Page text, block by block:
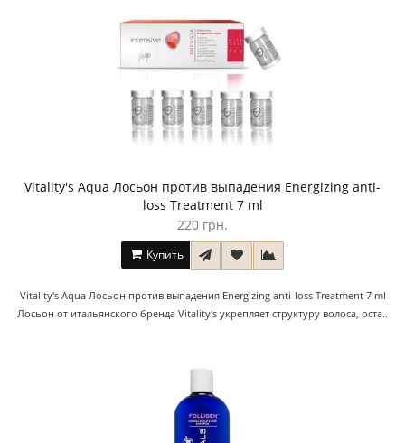
Vitality's Aqua Лосьон против выпадения Energizing anti-
loss Treatment 7 ml
220 грн.
Купить
Vitality's Aqua Лосьон против выпадения Energizing anti-loss Treatment 7 ml
Лосьон от итальянского бренда Vitality's укрепляет структуру волоса, оста..